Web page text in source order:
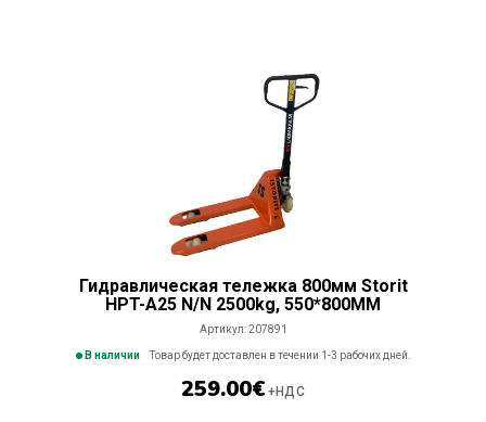
Гидравлическая тележка 800мм Storit
HPT-A25 N/N 2500kg, 550*800MM
Артикул:207891
В наличии Товар будет доставлен в течении 1-3 рабочих дней.
259.00€ +НДС